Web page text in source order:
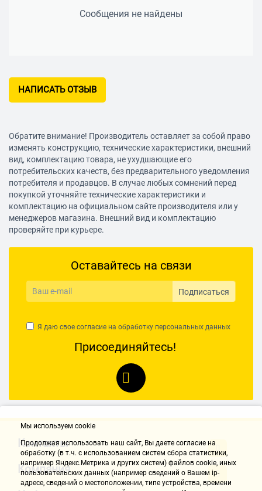
Количество стекол дверцы духовки
Очистка
традиционная
Особенности духовки
подсветка
Рабочая поверхность
эмаль
Количество конфорок
газовых: 4, быстрого разогрева: 1
Защитное отключение
нет
Блокировка панели управления
Сообщения не найдены
НАПИСАТЬ ОТЗЫВ
Обратите внимание! Производитель оставляет за собой право
изменять конструкцию, технические характеристики, внешний
вид, комплектацию товара, не ухудшающие его
потребительских качеств, без предварительного уведомления
потребителя и продавцов. В случае любых сомнений перед
покупкой уточняйте технические характеристики и
комплектацию на официальном сайте производителя или у
менеджеров магазина. Внешний вид и комплектацию
проверяйте при курьере.
Оставайтесь на связи
Подписаться
Я даю свое согласие на обработку персональных данных
Присоединяйтесь!
Контакты
Компания
Мы используем cookie
Продолжая использовать наш cайт, Вы даете согласие на
обработку (в т.ч. с использованием систем сбора статистики,
например Яндекс.Метрика и других систем) файлов cookie, иных
пользовательских данных (например сведений о Вашем ip-
адресе, сведений о местоположении, типе устройства, времени